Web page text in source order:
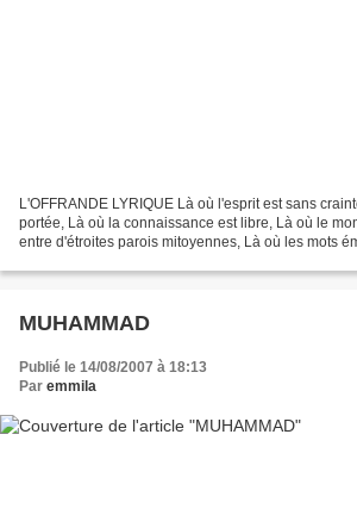
L'OFFRANDE LYRIQUE Là où l'esprit est sans
portée, Là où la connaissance est libre, Là où le
entre d'étroites parois mitoyennes, Là où les mots
MUHAMMAD
Publié le 14/08/2007 à 18:13
Par emmila